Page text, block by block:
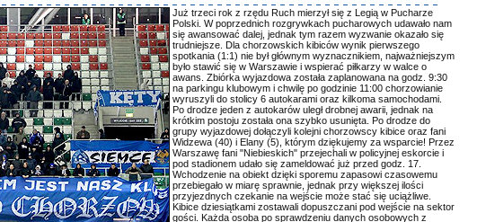
Już trzeci rok z rzędu Ruch mierzył się z Legią w Pucharze
Polski. W poprzednich rozgrywkach pucharowych udawało nam
się awansować dalej, jednak tym razem wyzwanie okazało się
trudniejsze. Dla chorzowskich kibiców wynik pierwszego
spotkania (1:1) nie był głównym wyznacznikiem, najważniejszym
było stawić się w Warszawie i wspierać piłkarzy w walce o
awans. Zbiórka wyjazdowa została zaplanowana na godz. 9:30
na parkingu klubowym i chwilę po godzinie 11:00 chorzowianie
wyruszyli do stolicy 6 autokarami oraz kilkoma samochodami.
Po drodze jeden z autokarów uległ drobnej awarii, jednak na
krótkim postoju została ona szybko usunięta. Po drodze do
grupy wyjazdowej dołączyli kolejni chorzowscy kibice oraz fani
Widzewa (40) i Elany (5), którym dziękujemy za wsparcie! Przez
Warszawę fani "Niebieskich" przejechali w policyjnej eskorcie i
pod stadionem udało się zameldować już przed godz. 17.
Wchodzenie na obiekt dzięki sporemu zapasowi czasowemu
przebiegało w miarę sprawnie, jednak przy większej ilości
przyjezdnych czekanie na wejście może stać się uciążliwe.
Kibice dziesiątkami zostawali dopuszczani pod wejście na sektor
gości. Każda osoba po sprawdzeniu danych osobowych z